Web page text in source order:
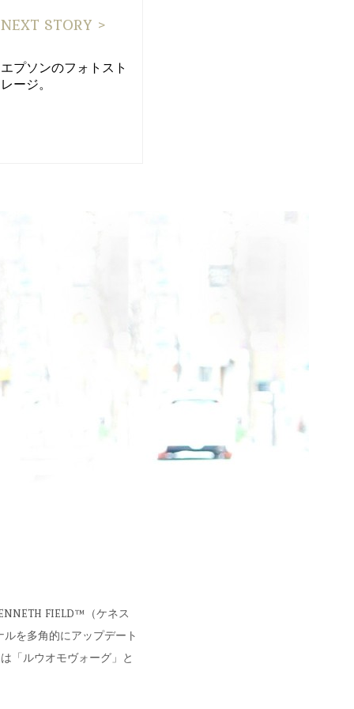
NEXT STORY >
エプソンのフォトスト
レージ。
FIELD™（ケネス
を多角的にアップデート
「ルウオモヴォーグ」と